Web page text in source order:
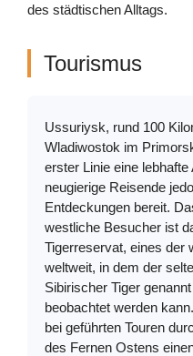
des städtischen Alltags.
Tourismus
Ussuriysk, rund 100
Wladiwostok im
erster Linie eine
neugierige Reisende
Entdeckungen bereit.
westliche Besucher ist
Tigerreservat, eines der
weltweit, in dem der
Sibirischer Tiger
beobachtet werden
bei geführten Touren
des Fernen Ostens